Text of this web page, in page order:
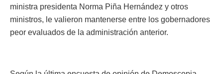
ministra presidenta Norma Piña Hernández y otros
ministros, le valieron mantenerse entre los gobernadores
peor evaluados de la administración anterior.